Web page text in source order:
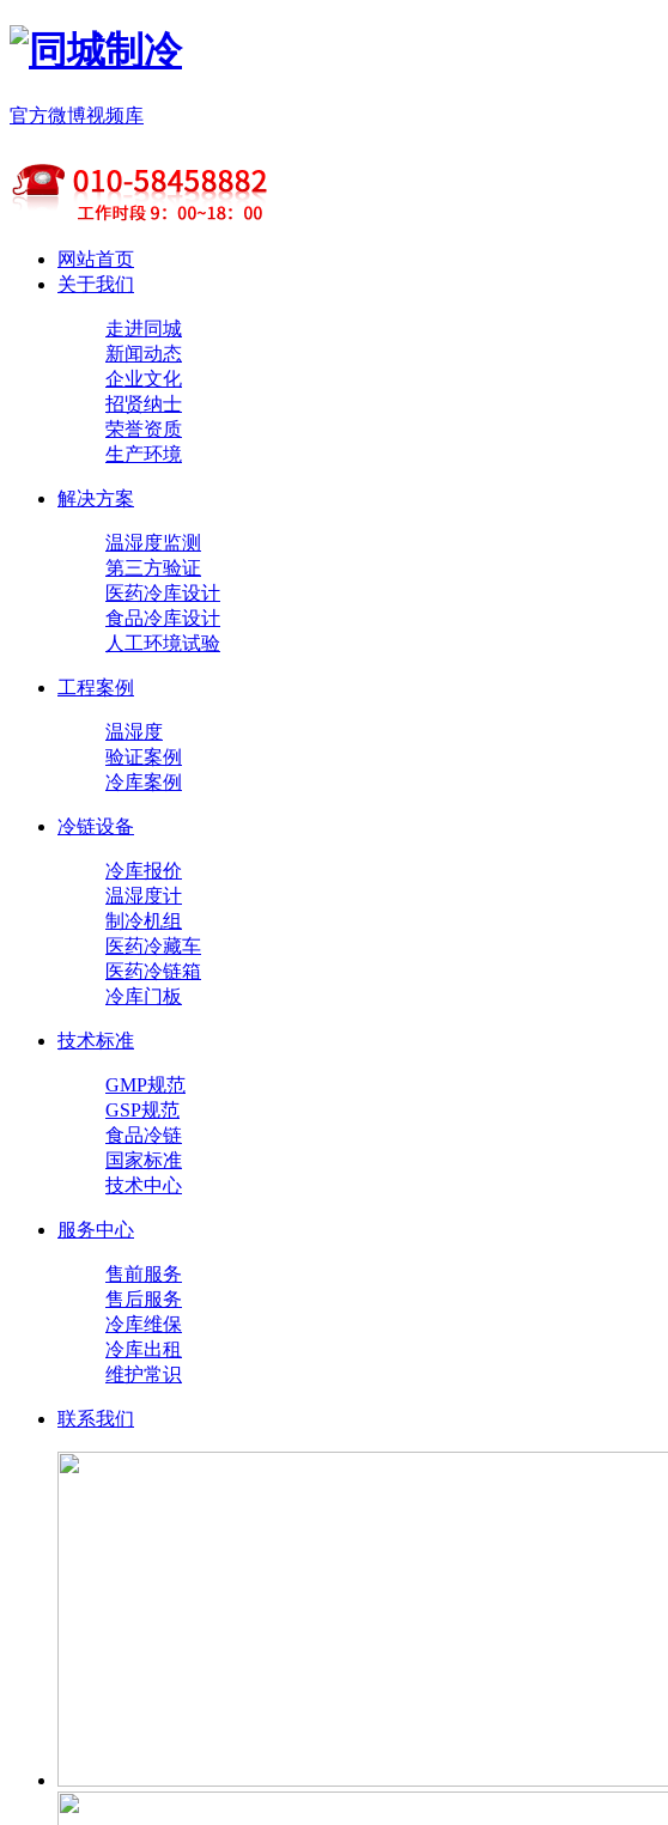
官方微博视频库
网站首页
关于我们
走进同城
新闻动态
企业文化
招贤纳士
荣誉资质
生产环境
解决方案
温湿度监测
第三方验证
医药冷库设计
食品冷库设计
人工环境试验
工程案例
温湿度
验证案例
冷库案例
冷链设备
冷库报价
温湿度计
制冷机组
医药冷藏车
医药冷链箱
冷库门板
技术标准
GMP规范
GSP规范
食品冷链
国家标准
技术中心
服务中心
售前服务
售后服务
冷库维保
冷库出租
维护常识
联系我们